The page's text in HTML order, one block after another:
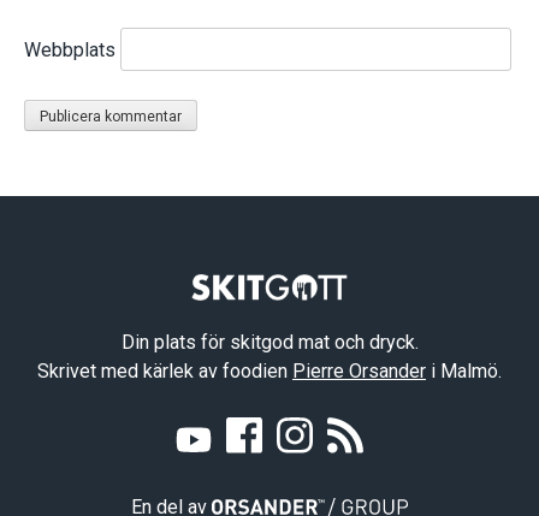
Webbplats
Din plats för skitgod mat och dryck.
Skrivet med kärlek av foodien Pierre Orsander i Malmö.
En del av